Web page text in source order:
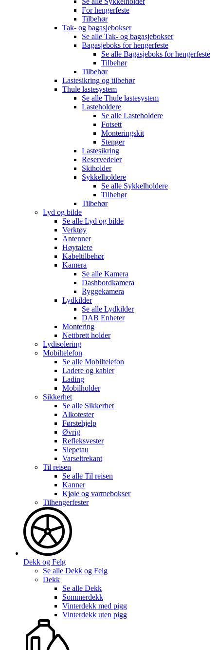
For hengerfeste
Tilbehør
Tak- og bagasjebokser
Se alle Tak- og bagasjebokser
Bagasjeboks for hengerfeste
Se alle Bagasjeboks for hengerfeste
Tilbehør
Tilbehør
Lastesikring og tilbehør
Thule lastesystem
Se alle Thule lastesystem
Lasteholdere
Se alle Lasteholdere
Fotsett
Monteringskit
Stenger
Lastesikring
Reservedeler
Skiholder
Sykkelholdere
Se alle Sykkelholdere
Tilbehør
Tilbehør
Lyd og bilde
Se alle Lyd og bilde
Verktøy
Antenner
Høytalere
Kabeltilbehør
Kamera
Se alle Kamera
Dashbordkamera
Ryggekamera
Lydkilder
Se alle Lydkilder
DAB Enheter
Montering
Nettbrett holder
Lydisolering
Mobiltelefon
Se alle Mobiltelefon
Ladere og kabler
Lading
Mobilholder
Sikkerhet
Se alle Sikkerhet
Alkotester
Førstehjelp
Øvrig
Refleksvester
Slepetau
Varseltrekant
Til reisen
Se alle Til reisen
Kanner
Kjøle og varmebokser
Tilhengerfester
Dekk og Felg
Se alle Dekk og Felg
Dekk
Se alle Dekk
Sommerdekk
Vinterdekk med pigg
Vinterdekk uten pigg